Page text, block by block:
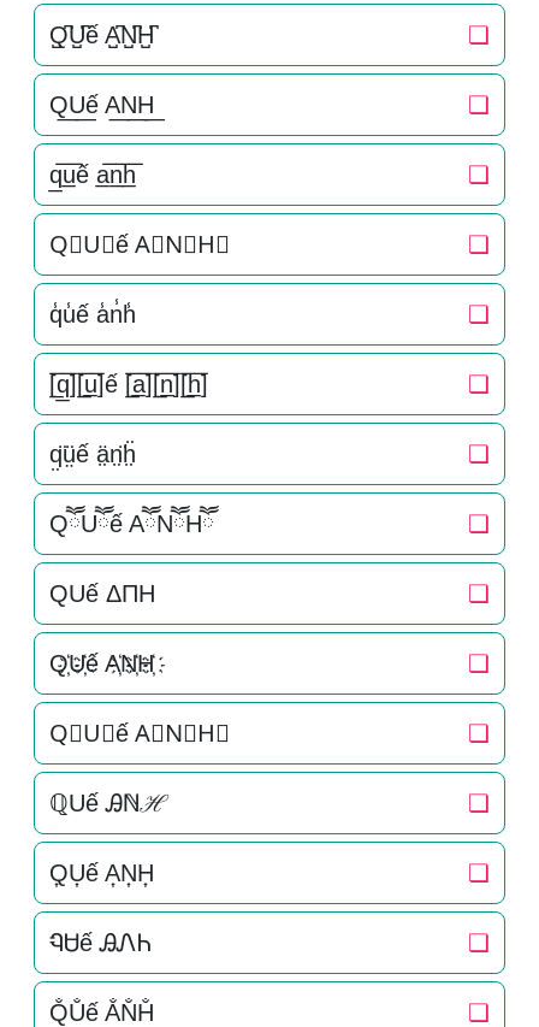
Q̺͆U̺͆ế A̺͆N̺͆H̺͆ ❏
Q͟U͟ế A͟N͟H͟ ❏
q̲̅u̲̅ế a̲̅n̲̅h̲̅ ❏
Q⃣U⃣ế A⃣N⃣H⃣ ❏
q̾u̾ế a̾n̾h̾ ❏
[̲̅q̲̅][̲̅u̲̅]ế [̲̅a̲̅][̲̅n̲̅][̲̅h̲̅] ❏
q̤̈ṳ̈ế ä̤n̤̈ḧ̤ ❏
QཽUཽế AཽNཽHཽ ❏
QUế ΔΠH ❏
Q҉U҉ế A҉N҉H҉ ❏
Q⃜U⃜ế A⃜N⃜H⃜ ❏
ℚUế Ꭿℕℋ ❏
Q͎U͎ế A͎N͎H͎ ❏
ᏄᏌế ᎯᏁᏂ ❏
Q̐U̐ế A̐N̐H̐ ❏